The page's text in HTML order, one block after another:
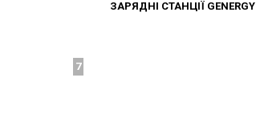
ЗАРЯДНІ СТАНЦІЇ GENERGY
7